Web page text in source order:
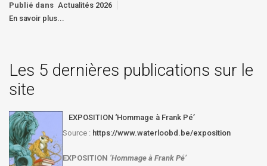
Publié dans Actualités 2026
En savoir plus...
Les 5 dernières publications sur le
site
EXPOSITION ‘Hommage à Frank Pé’
Source : https://www.waterloobd.be/exposition
EXPOSITION ‘Hommage à Frank Pé’